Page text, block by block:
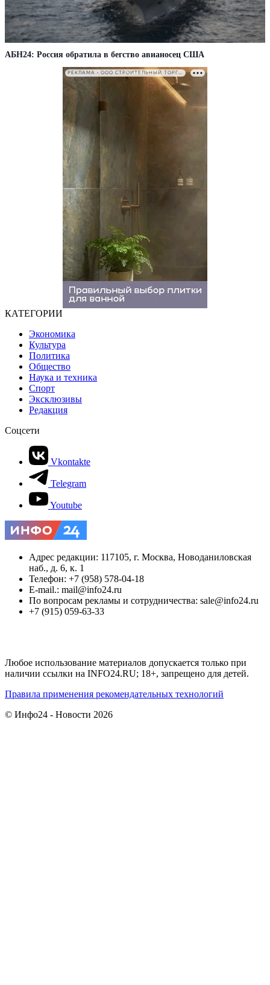
АБН24: Россия обратила в бегство авианосец США
РЕКЛАМА • ООО СТРОИТЕЛЬНЫЙ ТОРГОВЫЙ ДОМ «ПЕТРОВИЧ». ИНН: 7802348846
КАТЕГОРИИ
Экономика
Культура
Политика
Общество
Наука и техника
Спорт
Эксклюзивы
Редакция
Соцсети
Vkontakte
Telegram
Youtube
Адрес редакции: 117105, г. Москва, Новоданиловская
наб., д. 6, к. 1
Телефон: +7 (958) 578-04-18
E-mail.: mail@info24.ru
По вопросам рекламы и сотрудничества: sale@info24.ru
+7 (915) 059-63-33
Любое использование материалов допускается только при
наличии ссылки на INFO24.RU; 18+, запрещено для детей.
Правила применения рекомендательных технологий
© Инфо24 - Новости 2026